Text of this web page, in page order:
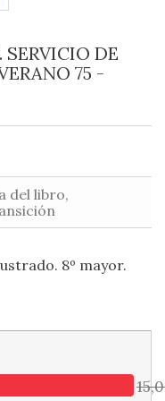
SERVICIO DE
75 -
del libro,
8º mayor.